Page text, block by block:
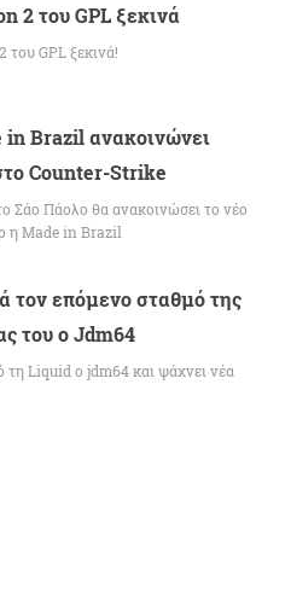
2 του GPL ξεκινά
του GPL ξεκινά!
in Brazil ανακοινώνει
Counter-Strike
Σάο Πάολο θα ανακοινώσει το νέο
η Made in Brazil
τον επόμενο σταθμό της
του ο Jdm64
τη Liquid ο jdm64 και ψάχνει νέα